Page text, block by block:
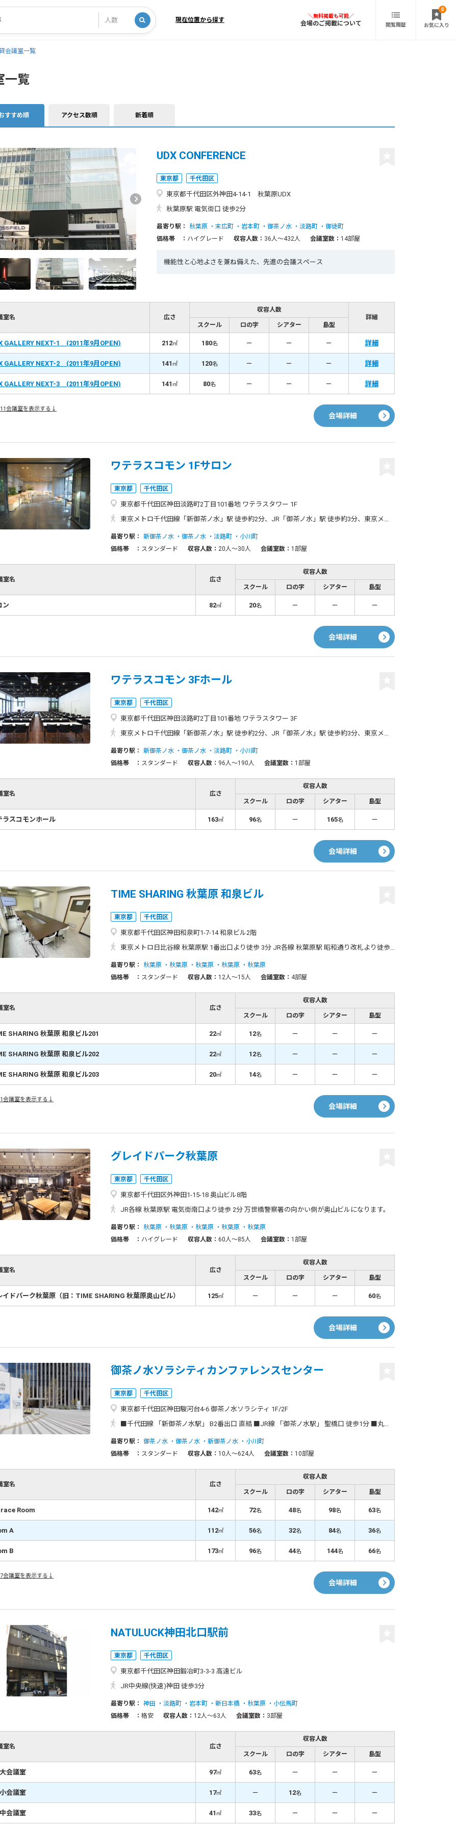
現在位置から探す 会場のご掲載について 閲覧履歴 お気に入り
0
会議室一覧
一覧
すすめ順 アクセス数順 新着順
UDX CONFERENCE
東京都 千代田区
東京都千代田区外神田4-14-1 秋葉原UDX
秋葉原駅 電気街口 徒歩2分
最寄り駅： 秋葉原 末広町 岩本町 御茶ノ水 淡路町
御徒町
価格帯 ： ハイグレード 収容人数： 36人〜432人 会議室数： 14部屋
機能性と心地よさを兼ね備えた、先進の会議スペース
室名 広さ
収容人数
詳細
スクール
ロの字 シアター 島型
GALLERY NEXT-1 (2011年9月OPEN) 212㎡ 180名 － － － 詳細
GALLERY NEXT-2 (2011年9月OPEN) 141 ㎡ 120名 － － － 詳細
GALLERY NEXT-3 (2011年9月OPEN) 141 ㎡ 80名 － － － 詳細
会議室を表示する↓
会場詳細
ワテラスコモン 1Fサロン
東京都 千代田区
東京都千代田区神田淡路町2丁目101番地 ワテラスタワー 1F
東京メトロ千代田線「新御茶ノ水」駅 徒歩約2分、JR「御茶ノ水」駅 徒歩約3分、東京メトロ丸ノ内線「淡路町」駅 徒歩約2分
最寄り駅： 新御茶ノ水 御茶ノ水 淡路町
小川町
価格帯 ： スタンダード 収容人数： 20人〜30人 会議室数： 1部屋
室名 広さ
収容人数
スクール ロの字 シアター 島型
ン 82㎡ 20名 － － －
会場詳細
ワテラスコモン 3Fホール
東京都 千代田区
東京都千代田区神田淡路町2丁目101番地 ワテラスタワー 3F
東京メトロ千代田線「新御茶ノ水」駅 徒歩約2分、JR「御茶ノ水」駅 徒歩約3分、東京メトロ丸ノ内線「淡路町」駅 徒歩約2分
最寄り駅： 新御茶ノ水 御茶ノ水 淡路町
小川町
価格帯 ： スタンダード 収容人数： 96人〜190人 会議室数： 1部屋
室名 広さ
収容人数
スクール ロの字 シアター 島型
ラスコモンホール 163㎡ 96名 － 165名 －
会場詳細
TIME SHARING 秋葉原 和泉ビル
東京都 千代田区
東京都千代田区神田和泉町1-7-14 和泉ビル2階
東京メトロ日比谷線 秋葉原駅 1番出口より徒歩 3分 JR各線 秋葉原駅 昭和通り改札より徒歩 5分 都営新宿線 岩本町駅 A4出口より徒歩 7分 JR総武線 浅草橋駅 西口より徒歩 9分
最寄り駅： 秋葉原 秋葉原 秋葉原 秋葉原
秋葉原
価格帯 ： スタンダード 収容人数： 12人〜15人 会議室数： 4部屋
室名 広さ
収容人数
スクール ロの字 シアター 島型
SHARING 秋葉原 和泉ビル201 22㎡ 12名 － － －
SHARING 秋葉原 和泉ビル202 22㎡ 12名 － － －
SHARING 秋葉原 和泉ビル203 20㎡ 14名 － － －
会議室を表示する↓
会場詳細
グレイドパーク秋葉原
東京都 千代田区
東京都千代田区外神田1-15-18 奥山ビル8階
JR各線 秋葉原駅 電気街南口より徒歩 2分 万世橋警察署の向かい側が奥山ビルになります。
最寄り駅： 秋葉原 秋葉原 秋葉原 秋葉原
秋葉原
価格帯 ： ハイグレード 収容人数： 60人〜85人 会議室数： 1部屋
室名 広さ
収容人数
スクール ロの字 シアター 島型
イドパーク秋葉原（旧：TIME SHARING 秋葉原奥山ビル） 125㎡ － － － 60名
会場詳細
御茶ノ水ソラシティカンファレンスセンター
東京都 千代田区
東京都千代田区神田駿河台4-6 御茶ノ水ソラシティ 1F/2F
■千代田線 「新御茶ノ水駅」 B2番出口 直結 ■JR線 「御茶ノ水駅」 聖橋口 徒歩1分 ■丸の内線 「御茶ノ水駅」 1番出口 徒歩4分
最寄り駅： 御茶ノ水 御茶ノ水 新御茶ノ水
小川町
価格帯 ： スタンダード 収容人数： 10人〜624人 会議室数： 10部屋
室名 広さ
収容人数
スクール ロの字 シアター 島型
Room 142㎡ 72名 48名 98名 63名
A 112㎡ 56名 32名 84名 36名
B 173㎡ 96名 44名 144名 66名
会議室を表示する↓
会場詳細
NATULUCK神田北口駅前
東京都 千代田区
東京都千代田区神田鍛冶町3-3-3 高遠ビル
JR中央線(快速)神田 徒歩3分
最寄り駅： 神田 淡路町 岩本町 新日本橋 秋葉原
小伝馬町
価格帯 ： 格安 収容人数： 12人〜63人 会議室数： 3部屋
室名 広さ
収容人数
スクール ロの字 シアター 島型
会議室 97㎡ 63名 － － －
会議室 17㎡ － 12名 － －
会議室 41 ㎡ 33名 － － －